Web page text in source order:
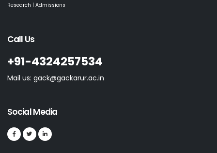
Research | Admissions
Call Us
+91-4324257534
Mail us: gack@gackarur.ac.in
Social Media